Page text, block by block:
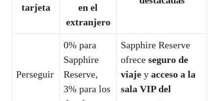
tarjeta
en el
extranjero
Perseguir
0% para
Sapphire
Reserve,
3% para los
Sapphire Reserve
ofrece seguro de
viaje y acceso a la
sala VIP del